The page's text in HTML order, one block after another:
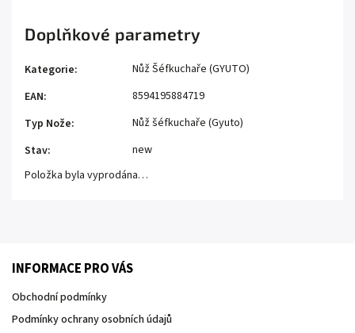
Doplňkové parametry
Kategorie:
Nůž Šéfkuchaře (GYUTO)
EAN:
8594195884719
Typ Nože:
Nůž šéfkuchaře (Gyuto)
Stav:
new
Položka byla vyprodána…
INFORMACE PRO VÁS
Obchodní podmínky
Podmínky ochrany osobních údajů